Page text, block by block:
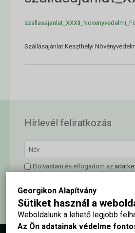
Georgikon Alapítvány
Sütiket használ a
Weboldalunk a lehető legjobb
Az Ön adatainak védelme
Szállásajánlat Keszthelyi
Hírlevél feliratkozás
Elolvastam és elfogadom az